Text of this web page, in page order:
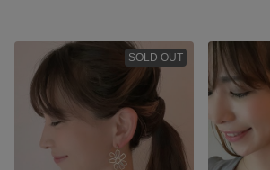
SOLD OUT